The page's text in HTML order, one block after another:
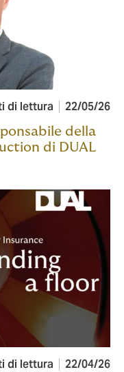
di lettura 22/05/26
della
di DUAL
di lettura 22/04/26